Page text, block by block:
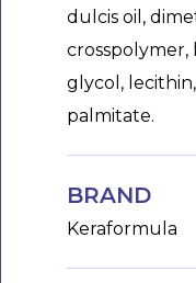
dulcis oil,
glycol,
palmitate.
BRAND
Keraformula